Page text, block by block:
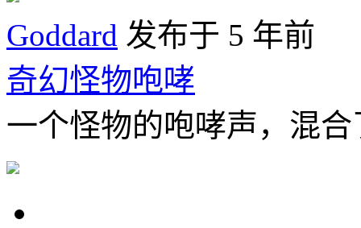
Goddard 发布于 5 年前
奇幻怪物咆哮
一个怪物的咆哮声，混